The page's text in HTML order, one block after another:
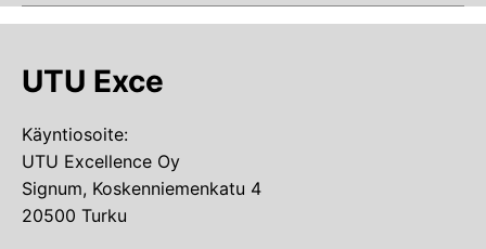
UTU Exce
Käyntiosoite:
UTU Excellence Oy
Signum, Koskenniemenkatu 4
20500 Turku